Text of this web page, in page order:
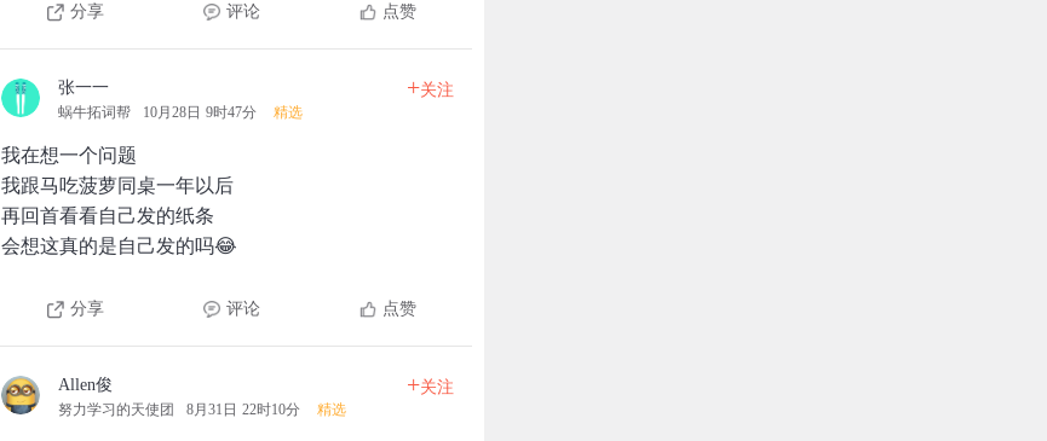
分享 评论 点赞
张一一
蜗牛拓词帮 10月28日 9时47分 精选
+关注
我在想一个问题
我跟马吃菠萝同桌一年以后
再回首看看自己发的纸条
会想这真的是自己发的吗😂
分享 评论 点赞
Allen俊
努力学习的天使团 8月31日 22时10分 精选
+关注